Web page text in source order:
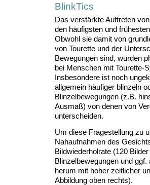
BlinkTics
Das verstärkte Auftreten
den häufigsten und
Obwohl sie damit von
von Tourette und der
Bewegungen sind, wurden
bei Menschen mit Tourette-
Insbesondere ist noch
allgemein häufiger blinzeln
Blinzelbewegungen (z.B.
Ausmaß) von denen von
unterscheiden.
Um diese Fragestellung zu
Nahaufnahmen des
Bildwiederholrate (120
Blinzelbewegungen und
herum mit hoher zeitlicher
Abbildung oben rechts).